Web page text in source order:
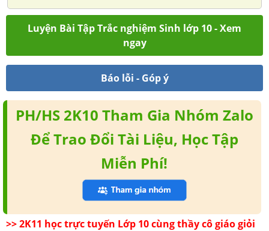
Luyện Bài Tập Trắc nghiệm Sinh lớp 10 - Xem
ngay
Báo lỗi - Góp ý
PH/HS 2K10 Tham Gia Nhóm Zalo
Để Trao Đổi Tài Liệu, Học Tập
Miễn Phí!
>> 2K11 học trực tuyến Lớp 10 cùng thầy cô giáo giỏi